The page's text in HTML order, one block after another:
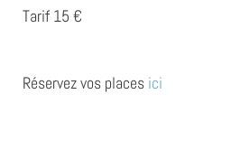
Tarif 15 €
Réservez vos places ici